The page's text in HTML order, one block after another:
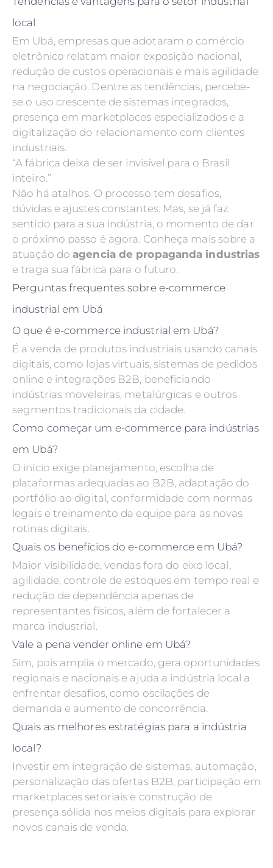
local
Em Ubá, empresas que adotaram o comércio
eletrônico relatam maior exposição nacional,
redução de custos operacionais e mais agilidade
na negociação. Dentre as tendências, percebe-
se o uso crescente de sistemas integrados,
presença em marketplaces especializados e a
digitalização do relacionamento com clientes
industriais.
“A fábrica deixa de ser invisível para o Brasil
inteiro.”
Não há atalhos. O processo tem desafios,
dúvidas e ajustes constantes. Mas, se já faz
sentido para a sua indústria, o momento de dar
o próximo passo é agora. Conheça mais sobre a
atuação doagencia de propaganda industrias
e traga sua fábrica para o futuro.
Perguntas frequentes sobre e-commerce
industrial em Ubá
O que é e-commerce industrial em Ubá?
É a venda de produtos industriais usando canais
digitais, como lojas virtuais, sistemas de pedidos
online e integrações B2B, beneficiando
indústrias moveleiras, metalúrgicas e outros
segmentos tradicionais da cidade.
Como começar um e-commerce para indústrias
em Ubá?
O início exige planejamento, escolha de
plataformas adequadas ao B2B, adaptação do
portfólio ao digital, conformidade com normas
legais e treinamento da equipe para as novas
rotinas digitais.
Quais os benefícios do e-commerce em Ubá?
Maior visibilidade, vendas fora do eixo local,
agilidade, controle de estoques em tempo real e
redução de dependência apenas de
representantes físicos, além de fortalecer a
marca industrial.
Vale a pena vender online em Ubá?
Sim, pois amplia o mercado, gera oportunidades
regionais e nacionais e ajuda a indústria local a
enfrentar desafios, como oscilações de
demanda e aumento de concorrência.
Quais as melhores estratégias para a indústria
local?
Investir em integração de sistemas, automação,
personalização das ofertas B2B, participação em
marketplaces setoriais e construção de
presença sólida nos meios digitais para explorar
novos canais de venda.